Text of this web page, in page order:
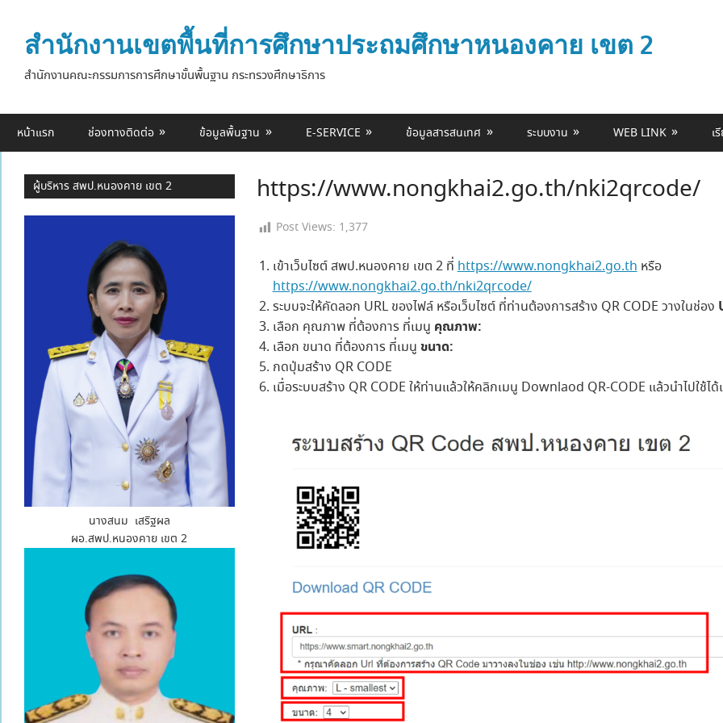
contentสำนักงานเขตพื้นที่การศึกษาประถมศึกษาหนองคาย เขต 2
สำนักงานคณะกรรมการการศึกษาขั้นพื้นฐาน กระทรวงศึกษาธิการ
หน้าแรก ช่องทางติดต่อ ข้อมูลพื้นฐาน E-SERVICE ข้อมูลสารสนเทศ ระบบงาน WEB LINK เ
https://www.nongkhai2.go.th/nki2qrcode/
Post Views: 1,377
เข้าเว็บไซต์ สพป.หนองคาย เขต 2 ที่https://www.nongkhai2.go.thหรือ
https://www.nongkhai2.go.th/nki2qrcode/
ระบบจะให้คัดลอก URL ของไฟล์ หรือเว็บไซต์ ที่ท่านต้องการสร้าง QR CODE วางในช่อง
เลือก คุณภาพ ที่ต้องการ ที่เมนู คุณภาพ:
เลือก ขนาด ที่ต้องการ ที่เมนู ขนาด:
กดปุ่มสร้าง QR CODE
เมื่อระบบสร้าง QR CODE ให้ท่านแล้วให้คลิกเมนู Downlaod QR-CODE แล้วนำไปใช้ได้
ผู้บริหาร สพป.หนองคาย เขต 2
นางสนม เสริฐผล
ผอ.สพป.หนองคาย เขต 2